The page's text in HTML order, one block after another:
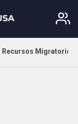
Recursos Migratorios